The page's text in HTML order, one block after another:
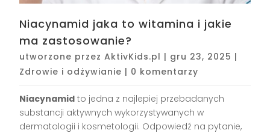
Niacynamid jaka to witamina i jakie
ma zastosowanie?
utworzone przezAktivKids.pl | gru 23, 2025 |
Zdrowie i odżywianie | 0 komentarzy
Niacynamid to jedna z najlepiej przebadanych
substancji aktywnych wykorzystywanych w
dermatologii i kosmetologii. Odpowiedź na pytanie,